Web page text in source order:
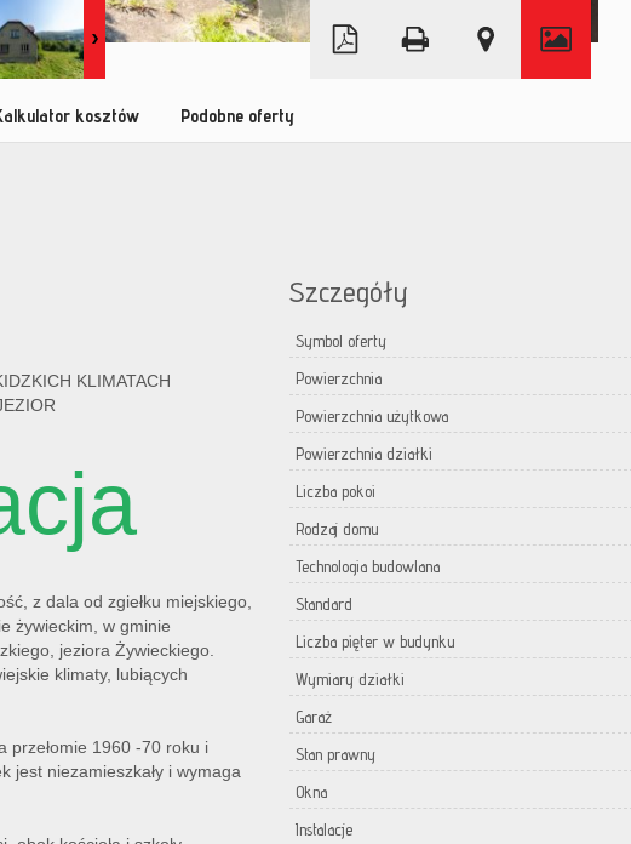
Leaflet|© MapTiler ©OpenStreetMap contributors
kosztów Podobne oferty
KLIMATACH
z dala od zgiełku miejskiego,
żywieckim, w gminie
jeziora Żywieckiego.
klimaty, lubiących
przełomie 1960 -70 roku i
jest niezamieszkały i wymaga
Szczegóły
Symbol oferty
Powierzchnia
Powierzchnia użytkowa
Powierzchnia działki
Liczba pokoi
Rodzaj domu
Technologia budowlana
Standard
Liczba pięter w budynku
Wymiary działki
Garaż
Stan prawny
Okna
Instalacje